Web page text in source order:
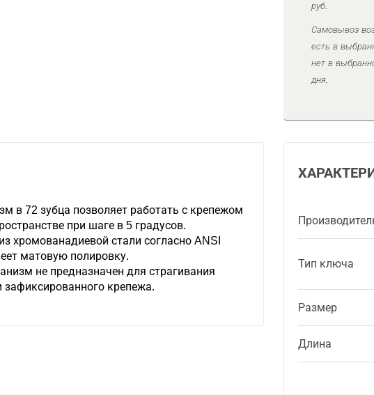
руб.
Самовывоз
есть в
нет в
дня.
Тип ключа
Размер
Длина
в 72 зубца позволяет работать с крепежом
при шаге в 5 градусов.
хромованадиевой стали согласно ANSI
матовую полировку.
не предназначен для страгивания
зафиксированного крепежа.